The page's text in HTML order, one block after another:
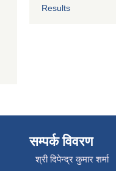
Results
सम्पर्क विवरण
श्री दिपेन्द्र कुमार शर्मा